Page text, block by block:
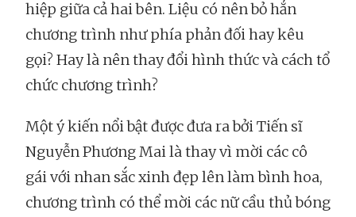
hiệp giữa cả hai bên. Liệu có nên bỏ hẳn
chương trình như phía phản đối hay kêu
gọi? Hay là nên thay đổi hình thức và cách tổ
chức chương trình?
Một ý kiến nổi bật được đưa ra bởi Tiến sĩ
Nguyễn Phương Mai là thay vì mời các cô
gái với nhan sắc xinh đẹp lên làm bình hoa,
chương trình có thể mời các nữ cầu thủ bóng